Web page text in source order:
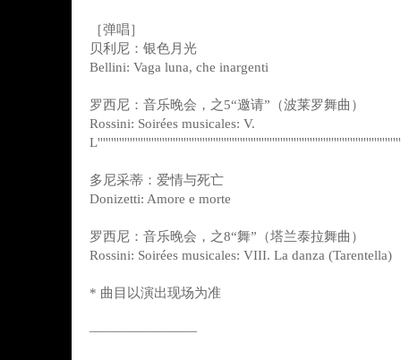
［弹唱］
贝利尼：银色月光
Bellini: Vaga luna, che inargenti
罗西尼：音乐晚会，之5“邀请”（波莱罗舞曲）
Rossini: Soirées musicales: V.
多尼采蒂：爱情与死亡
Donizetti: Amore e morte
罗西尼：音乐晚会，之8“舞”（塔兰泰拉舞曲）
Rossini: Soirées musicales: VIII. La danza (Tarentella)
* 曲目以演出现场为准
————————